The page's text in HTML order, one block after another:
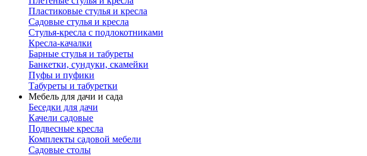
Пластиковые стулья и кресла
Садовые стулья и кресла
Стулья-кресла с подлокотниками
Кресла-качалки
Барные стулья и табуреты
Банкетки, сундуки, скамейки
Пуфы и пуфики
Табуреты и табуретки
Мебель для дачи и сада
Беседки для дачи
Качели садовые
Подвесные кресла
Комплекты садовой мебели
Садовые столы